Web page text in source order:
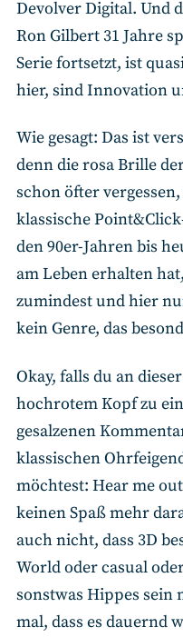
Devolver Digital. Und
Ron Gilbert 31 Jahre
Serie fortsetzt, ist
hier, sind Innovation
Wie gesagt: Das ist
denn die rosa Brille
schon öfter
klassische
den 90er-Jahren bis
am Leben erhalten
zumindest und hier
kein Genre, das
Okay, falls du an
hochrotem Kopf zu
gesalzenen
klassischen
möchtest: Hear me
keinen Spaß mehr
auch nicht, dass 3D
World oder casual
sonstwas Hippes sein
mal, dass es dauernd